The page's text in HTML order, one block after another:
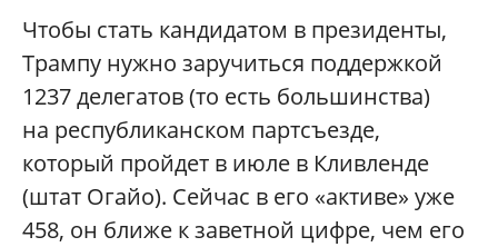
Чтобы стать кандидатом в президенты,
Трампу нужно заручиться поддержкой
1237 делегатов (то есть большинства)
на республиканском партсъезде,
который пройдет в июле в Кливленде
(штат Огайо). Сейчас в его «активе» уже
458, он ближе к заветной цифре, чем его